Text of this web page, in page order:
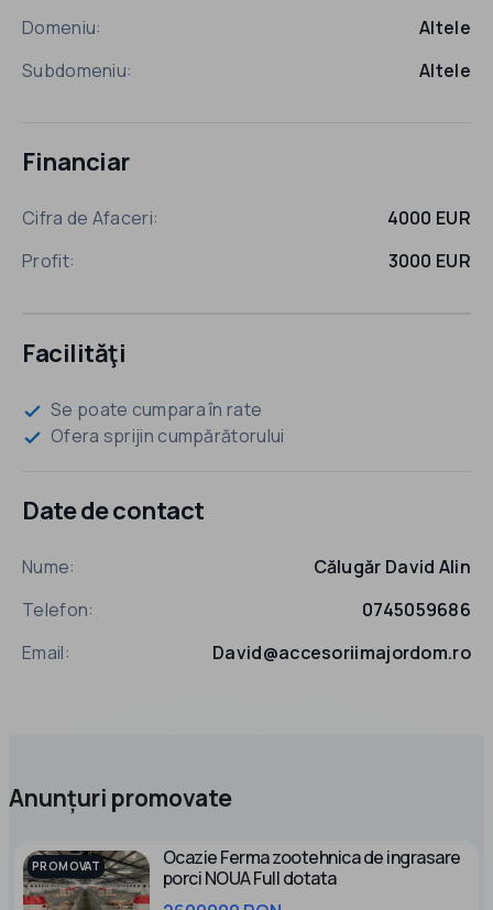
Domeniu:
Altele
Subdomeniu:
Altele
Financiar
Cifra de Afaceri:
4000 EUR
Profit:
3000 EUR
Facilităţi
check Se poate cumpara în rate
check Ofera sprijin cumpărătorului
Date de contact
Nume:
Călugăr David Alin
Telefon:
0745059686
Email:
David@accesoriimajordom.ro
Anunțuri promovate
PROMOVAT
Ocazie Ferma zootehnica de ingrasare
porci NOUA Full dotata